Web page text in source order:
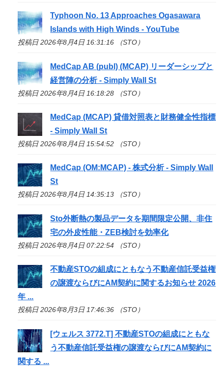
Typhoon No. 13 Approaches Ogasawara
Islands with High Winds - YouTube
投稿日 2026年8月4日 16:31:16 （STO）
MedCap AB (publ) (MCAP) リーダーシップと
経営陣の分析 - Simply Wall St
投稿日 2026年8月4日 16:18:28 （STO）
MedCap (MCAP) 貸借対照表と財務健全性指標
- Simply Wall St
投稿日 2026年8月4日 15:54:52 （STO）
MedCap (OM:MCAP) - 株式分析 - Simply Wall
St
投稿日 2026年8月4日 14:35:13 （STO）
Sto外断熱の製品データを期間限定公開、非住
宅の外皮性能・ZEB検討を効率化
投稿日 2026年8月4日 07:22:54 （STO）
不動産STOの組成にともなう不動産信託受益権
の譲渡ならびにAM契約に関するお知らせ 2026
年 ...
投稿日 2026年8月3日 17:46:36 （STO）
[ウェルス 3772.T] 不動産STOの組成にともな
う不動産信託受益権の譲渡ならびにAM契約に
関する ...